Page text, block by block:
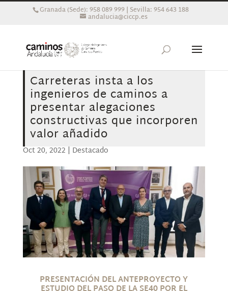
Granada (Sede): 958 089 999 | Sevilla: 954 643 188
andalucia@ciccp.es
Carreteras insta a los
ingenieros de caminos a
presentar alegaciones
constructivas que incorporen
valor añadido
Oct 20, 2022 | Destacado
PRESENTACIÓN DEL ANTEPROYECTO Y